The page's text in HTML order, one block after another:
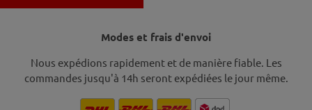
Modes et frais d'envoi
Nous expédions rapidement et de manière fiable. Les
commandes jusqu'à 14h seront expédiées le jour même.